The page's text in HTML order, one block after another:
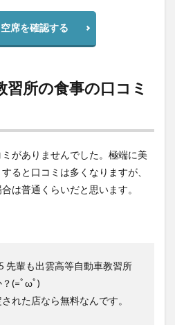
席を確認する
習所の食事の口コミ
がありませんでした。極端に美
ると口コミは多くなりますが、
は普通くらいだと思います。
先輩も出雲高等自動車教習所
(=ﾟωﾟ)
れた店なら無料なんです。